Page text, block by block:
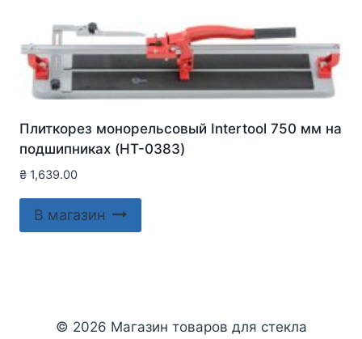
Плиткорез монорельсовый Intertool 750 мм на
подшипниках (HT-0383)
₴ 1,639.00
В магазин
© 2026 Магазин товаров для стекла